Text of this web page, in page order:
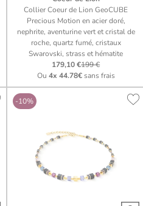
Collier Coeur de Lion GeoCUBE
Precious Motion en acier doré,
nephrite, aventurine vert et cristal de
roche, quartz fumé, cristaux
Swarovski, strass et hématite
179,10 €199 €
Ou 4x 44.78€sans frais
-10%